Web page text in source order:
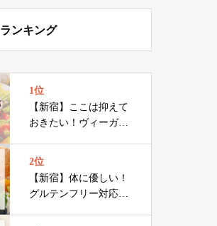
ランキング
1位
【新宿】ここは抑えて
おきたい！ヴィーガン
2位
【新宿】体に優しい！
グルテンフリー対応カ